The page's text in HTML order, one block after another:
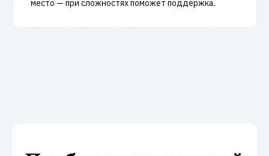
место — при сложностях поможет поддержка.